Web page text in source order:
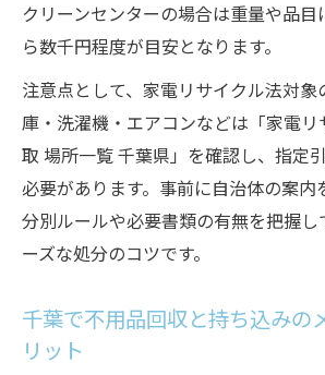
クリーンセンターの場合は重量や品
ら数千円程度が目安となります。
注意点として、家電リサイクル法対
庫・洗濯機・エアコンなどは「家電リ
取 場所一覧 千葉県」を確認し、指定
必要があります。事前に自治体の案内
分別ルールや必要書類の有無を把握
ーズな処分のコツです。
千葉で不用品回収と持ち込みの
リット